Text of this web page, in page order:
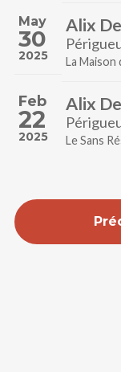
May
30
2025
Alix
La Maison
Feb
22
2025
Alix
Le Sans